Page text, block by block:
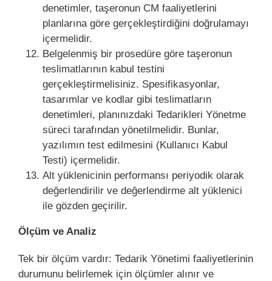
denetimler, taşeronun CM faaliyetlerini
planlarına göre gerçekleştirdiğini doğrulamayı
içermelidir.
Belgelenmiş bir prosedüre göre taşeronun
teslimatlarının kabul testini
gerçekleştirmelisiniz. Spesifikasyonlar,
tasarımlar ve kodlar gibi teslimatların
denetimleri, planınızdaki Tedarikleri Yönetme
süreci tarafından yönetilmelidir. Bunlar,
yazılımın test edilmesini (Kullanıcı Kabul
Testi) içermelidir.
Alt yüklenicinin performansı periyodik olarak
değerlendirilir ve değerlendirme alt yüklenici
ile gözden geçirilir.
Ölçüm ve Analiz
Tek bir ölçüm vardır: Tedarik Yönetimi faaliyetlerinin
durumunu belirlemek için ölçümler alınır ve